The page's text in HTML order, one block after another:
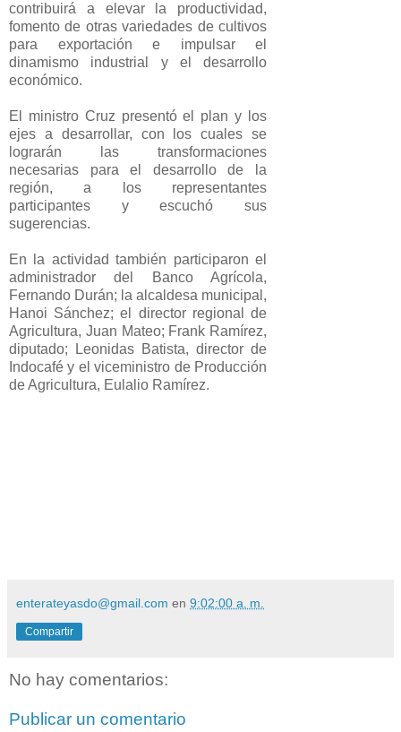
contribuirá a elevar la productividad,
fomento de otras variedades de cultivos
para exportación e impulsar el
dinamismo industrial y el desarrollo
económico.
El ministro Cruz presentó el plan y los
ejes a desarrollar, con los cuales se
lograrán las transformaciones
necesarias para el desarrollo de la
región, a los representantes
participantes y escuchó sus
sugerencias.
En la actividad también participaron el
administrador del Banco Agrícola,
Fernando Durán; la alcaldesa municipal,
Hanoi Sánchez; el director regional de
Agricultura, Juan Mateo; Frank Ramírez,
diputado; Leonidas Batista, director de
Indocafé y el viceministro de Producción
de Agricultura, Eulalio Ramírez.
enterateyasdo@gmail.com en 9:02:00 a. m.
Compartir
No hay comentarios:
Publicar un comentario